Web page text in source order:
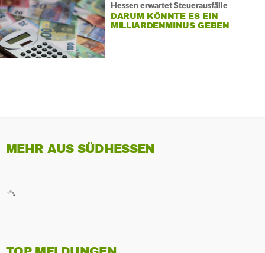
Hessen erwartet Steuerausfälle
DARUM KÖNNTE ES EIN
MILLIARDENMINUS GEBEN
MEHR AUS SÜDHESSEN